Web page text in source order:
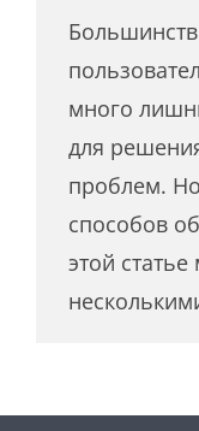
много
для
проблем.
способов
этой